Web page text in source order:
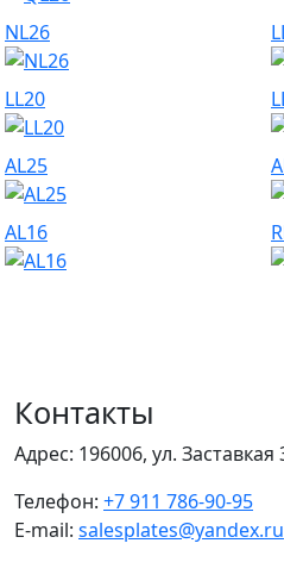
NL26
LL20
AL25
AL16
Контакты
Адрес: 196006, ул.
Телефон: +7 911 786-90-95
E-mail: salesplates@yandex.ru